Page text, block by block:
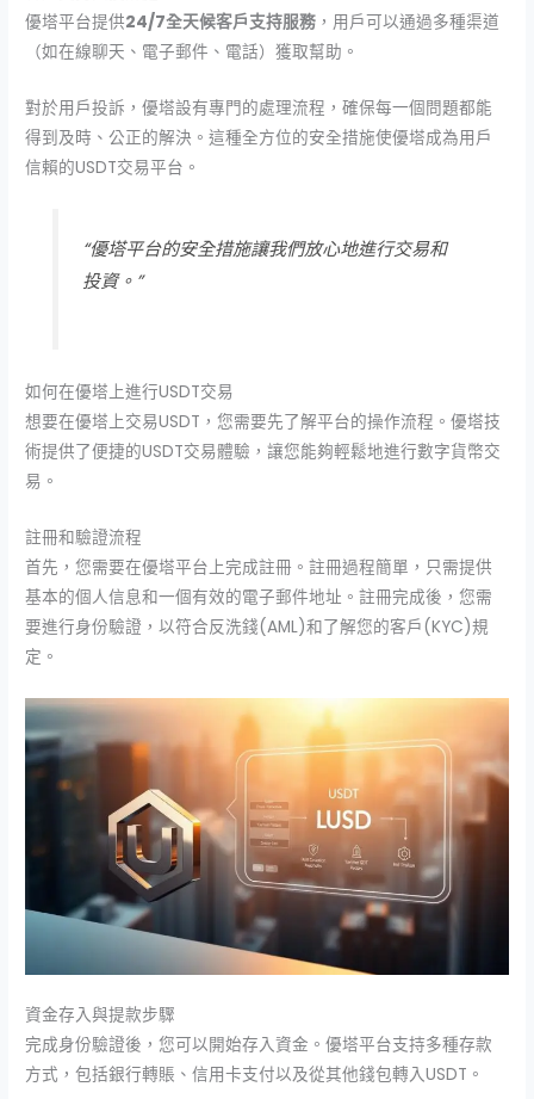
優塔平台提供24/7全天候客戶支持服務 ，用戶可以通過多種渠道
（如在線聊天、電子郵件、電話）獲取幫助。
對於用戶投訴，優塔設有專門的處理流程，確保每一個問題都能
得到及時、公正的解決。這種全方位的安全措施使優塔成為用戶
信賴的USDT交易平台。
“優塔平台的安全措施讓我們放心地進行交易和
投資。”
如何在優塔上進行USDT交易
想要在優塔上交易USDT，您需要先了解平台的操作流程。優塔技
術提供了便捷的USDT交易體驗，讓您能夠輕鬆地進行數字貨幣交
易。
註冊和驗證流程
首先，您需要在優塔平台上完成註冊。註冊過程簡單，只需提供
基本的個人信息和一個有效的電子郵件地址。註冊完成後，您需
要進行身份驗證，以符合反洗錢(AML)和了解您的客戶(KYC)規
定。
資金存入與提款步驟
完成身份驗證後，您可以開始存入資金。優塔平台支持多種存款
方式，包括銀行轉賬、信用卡支付以及從其他錢包轉入USDT。